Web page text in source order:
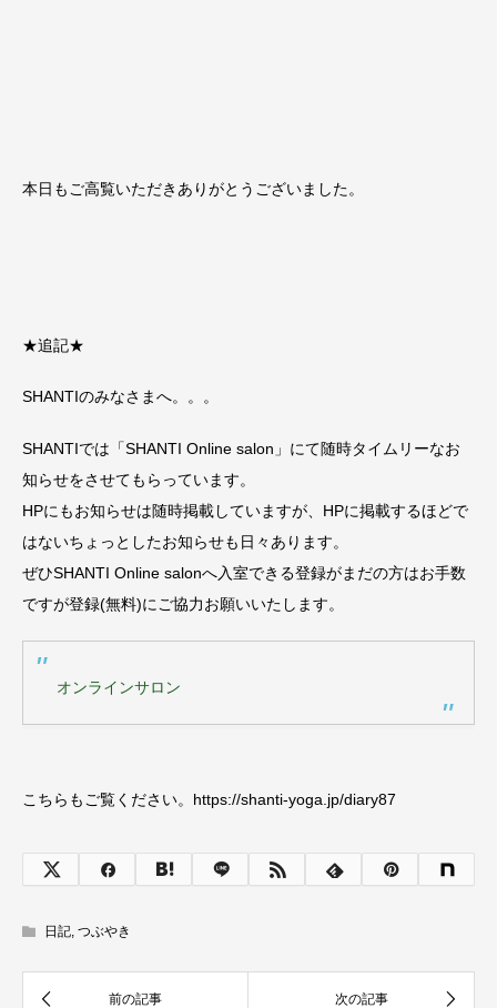
本日もご高覧いただきありがとうございました。
★追記★
SHANTIのみなさまへ。。。
SHANTIでは「SHANTI Online salon」にて随時タイムリーなお
知らせをさせてもらっています。
HPにもお知らせは随時掲載していますが、HPに掲載するほどで
はないちょっとしたお知らせも日々あります。
ぜひSHANTI Online salonへ入室できる登録がまだの方はお手数
ですが登録(無料)にご協力お願いいたします。
オンラインサロン
こちらもご覧ください。https://shanti-yoga.jp/diary87
日記 つぶやき